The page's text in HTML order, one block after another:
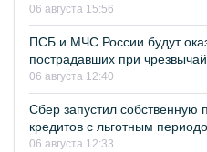
06 августа 15:56
ПСБ и МЧС России будут
пострадавших при
06 августа 12:40
Сбер запустил собственную
кредитов с льготным
06 августа 12:33